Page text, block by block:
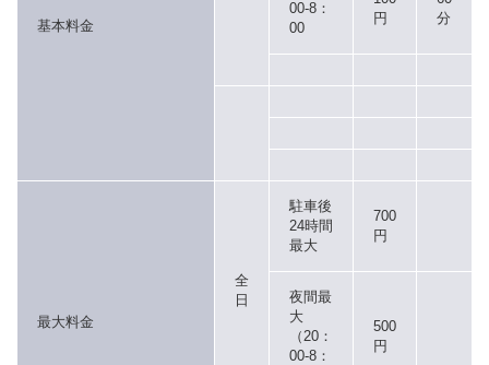
基本料金
00-8：
00
円
分
最大料金
全
日
駐車後
24時間
最大
700
円
夜間最
大
（20：
00-8：
500
円